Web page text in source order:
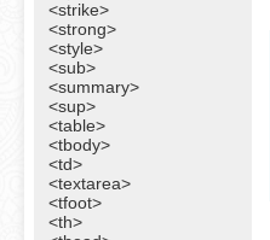
<strike>
<strong>
<style>
<sub>
<summary>
<sup>
<table>
<tbody>
<td>
<textarea>
<tfoot>
<th>